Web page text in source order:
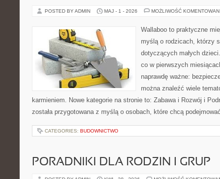
POSTED BY ADMIN MAJ - 1 - 2026 MOŻLIWOŚĆ
Wallaboo to praktyczne
myślą o rodzicach, którzy
dotyczących małych
co w pierwszych
naprawdę ważne:
można znaleźć wiele
karmieniem. Nowe kategorie na stronie to: Zabawa i Rozwój i
została przygotowana z myślą o osobach, które chcą
CATEGORIES: BUDOWNICTWO
PORADNIKI DLA RODZIN I GRUP